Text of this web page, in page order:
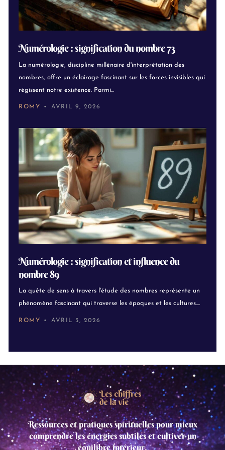
Numérologie : signification du nombre 73
La numérologie, discipline millénaire d'interprétation des
nombres, offre un éclairage fascinant sur les forces invisibles qui
régissent notre existence. Parmi...
ROMY AVRIL 9, 2026
Numérologie : signification et influence du
nombre 89
La quête de sens à travers l'étude des nombres représente un
phénomène fascinant qui traverse les époques et les cultures....
ROMY AVRIL 3, 2026
Ressources et pratiques spirituelles pour mieux
comprendre les énergies subtiles et cultiver un
équilibre intérieur.